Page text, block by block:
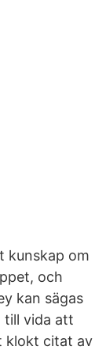
kunskap om
och
kan sägas
till vida att
klokt citat av